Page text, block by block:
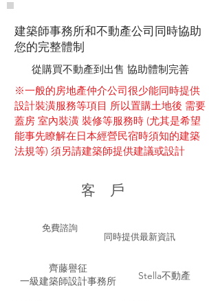
建築師事務所和不動產公司同時協助
您的完整體制
從購買不動產到出售 協助體制完善
※一般的房地產仲介公司很少能同時提供
設計裝潢服務等項目 所以置購土地後 需要
蓋房 室內裝潢 裝修等服務時 (尤其是希望
能事先瞭解在日本經營民宿時須知的建築
法規等) 須另請建築師提供建議或設計
客戶
免費諮詢
齊藤譽征
一級建築師設計事務所
Stella不動產
同時提供最新資訊